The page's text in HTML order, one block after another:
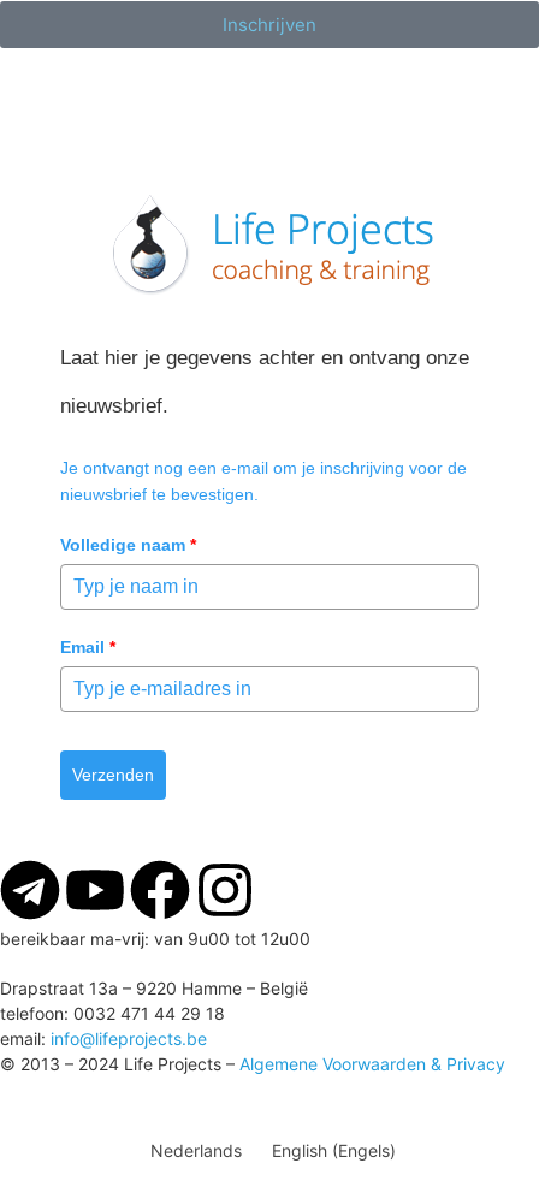
Inschrijven
Laat hier je gegevens achter en ontvang onze
nieuwsbrief.
Je ontvangt nog een e-mail om je inschrijving voor de
nieuwsbrief te bevestigen.
Volledige naam *
Email *
Verzenden
bereikbaar ma-vrij: van 9u00 tot 12u00
Drapstraat 13a – 9220 Hamme – België
telefoon: 0032 471 44 29 18
email: info@lifeprojects.be
© 2013 – 2024 Life Projects – Algemene Voorwaarden & Privacy
Nederlands English (Engels)